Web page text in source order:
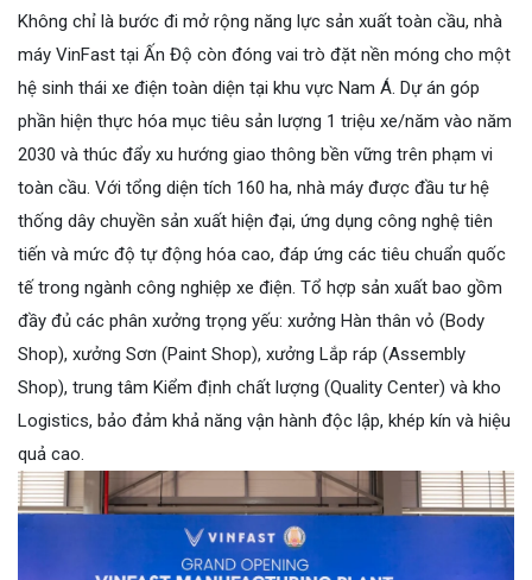
Không chỉ là bước đi mở rộng năng lực sản xuất toàn cầu, nhà
máy VinFast tại Ấn Độ còn đóng vai trò đặt nền móng cho một
hệ sinh thái xe điện toàn diện tại khu vực Nam Á. Dự án góp
phần hiện thực hóa mục tiêu sản lượng 1 triệu xe/năm vào năm
2030 và thúc đẩy xu hướng giao thông bền vững trên phạm vi
toàn cầu. Với tổng diện tích 160 ha, nhà máy được đầu tư hệ
thống dây chuyền sản xuất hiện đại, ứng dụng công nghệ tiên
tiến và mức độ tự động hóa cao, đáp ứng các tiêu chuẩn quốc
tế trong ngành công nghiệp xe điện. Tổ hợp sản xuất bao gồm
đầy đủ các phân xưởng trọng yếu: xưởng Hàn thân vỏ (Body
Shop), xưởng Sơn (Paint Shop), xưởng Lắp ráp (Assembly
Shop), trung tâm Kiểm định chất lượng (Quality Center) và kho
Logistics, bảo đảm khả năng vận hành độc lập, khép kín và hiệu
quả cao.